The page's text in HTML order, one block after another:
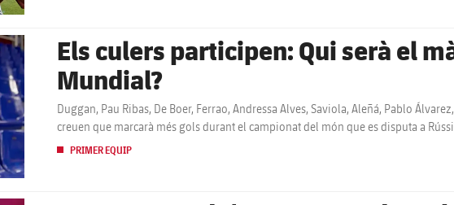
Els culers participen: Qui serà el
Mundial?
Duggan, Pau Ribas, De Boer, Ferrao, Andressa Alves, Saviola, Aleñá, Pablo
creuen que marcarà més gols durant el campionat del món que es disputa a
PRIMER EQUIP